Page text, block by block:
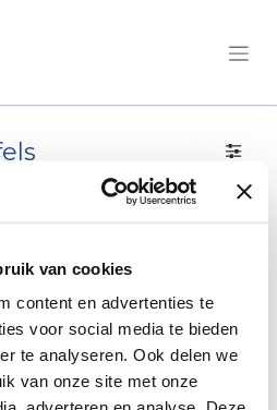
van cookies
content en advertenties te
voor social media te bieden
te analyseren. Ook delen we
van onze site met onze
gedefinieerd